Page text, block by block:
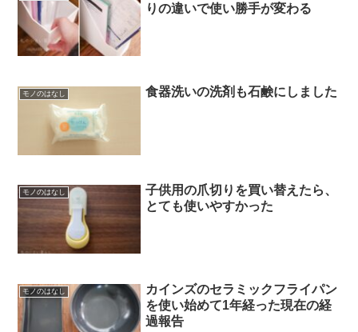
りの違いで使い勝手が変わる
モノのはなし 食器洗いの洗剤も石鹸にしました
モノのはなし
子供用の爪切りを買い替えたら、
とても使いやすかった
モノのはなし
カインズのセラミックフライパン
を使い始めて1年経った現在の経
過報告